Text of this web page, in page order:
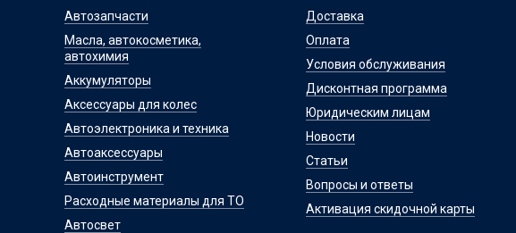
Автозапчасти
Масла, автокосметика,
автохимия
Аккумуляторы
Аксессуары для колес
Автоэлектроника и техника
Автоаксессуары
Автоинструмент
Расходные материалы для ТО
Автосвет
Доставка
Оплата
Условия обслуживания
Дисконтная программа
Юридическим лицам
Новости
Статьи
Вопросы и ответы
Активация скидочной карты